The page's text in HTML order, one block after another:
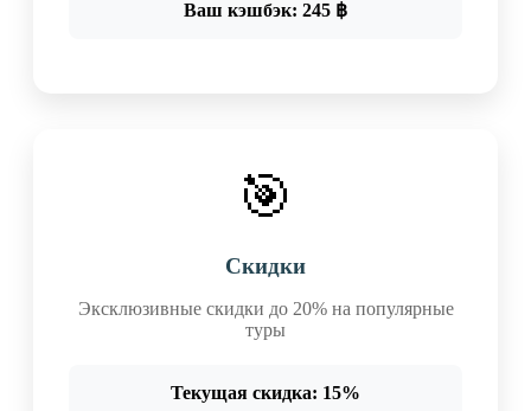
Ваш кэшбэк: 245 ฿
🎯
Скидки
Эксклюзивные скидки до 20% на популярные
туры
Текущая скидка: 15%